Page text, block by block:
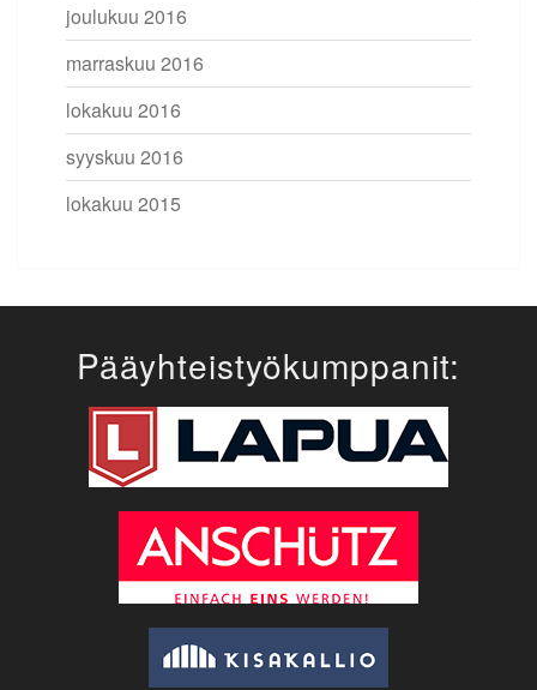
joulukuu 2016
marraskuu 2016
lokakuu 2016
syyskuu 2016
lokakuu 2015
Pääyhteistyökumppanit: